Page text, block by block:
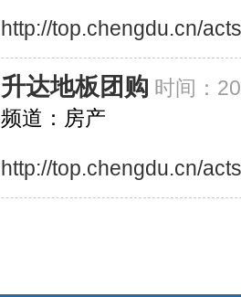
http://top.chengdu.cn/
升达地板团购 时间：
频道：房产
http://top.chengdu.cn/